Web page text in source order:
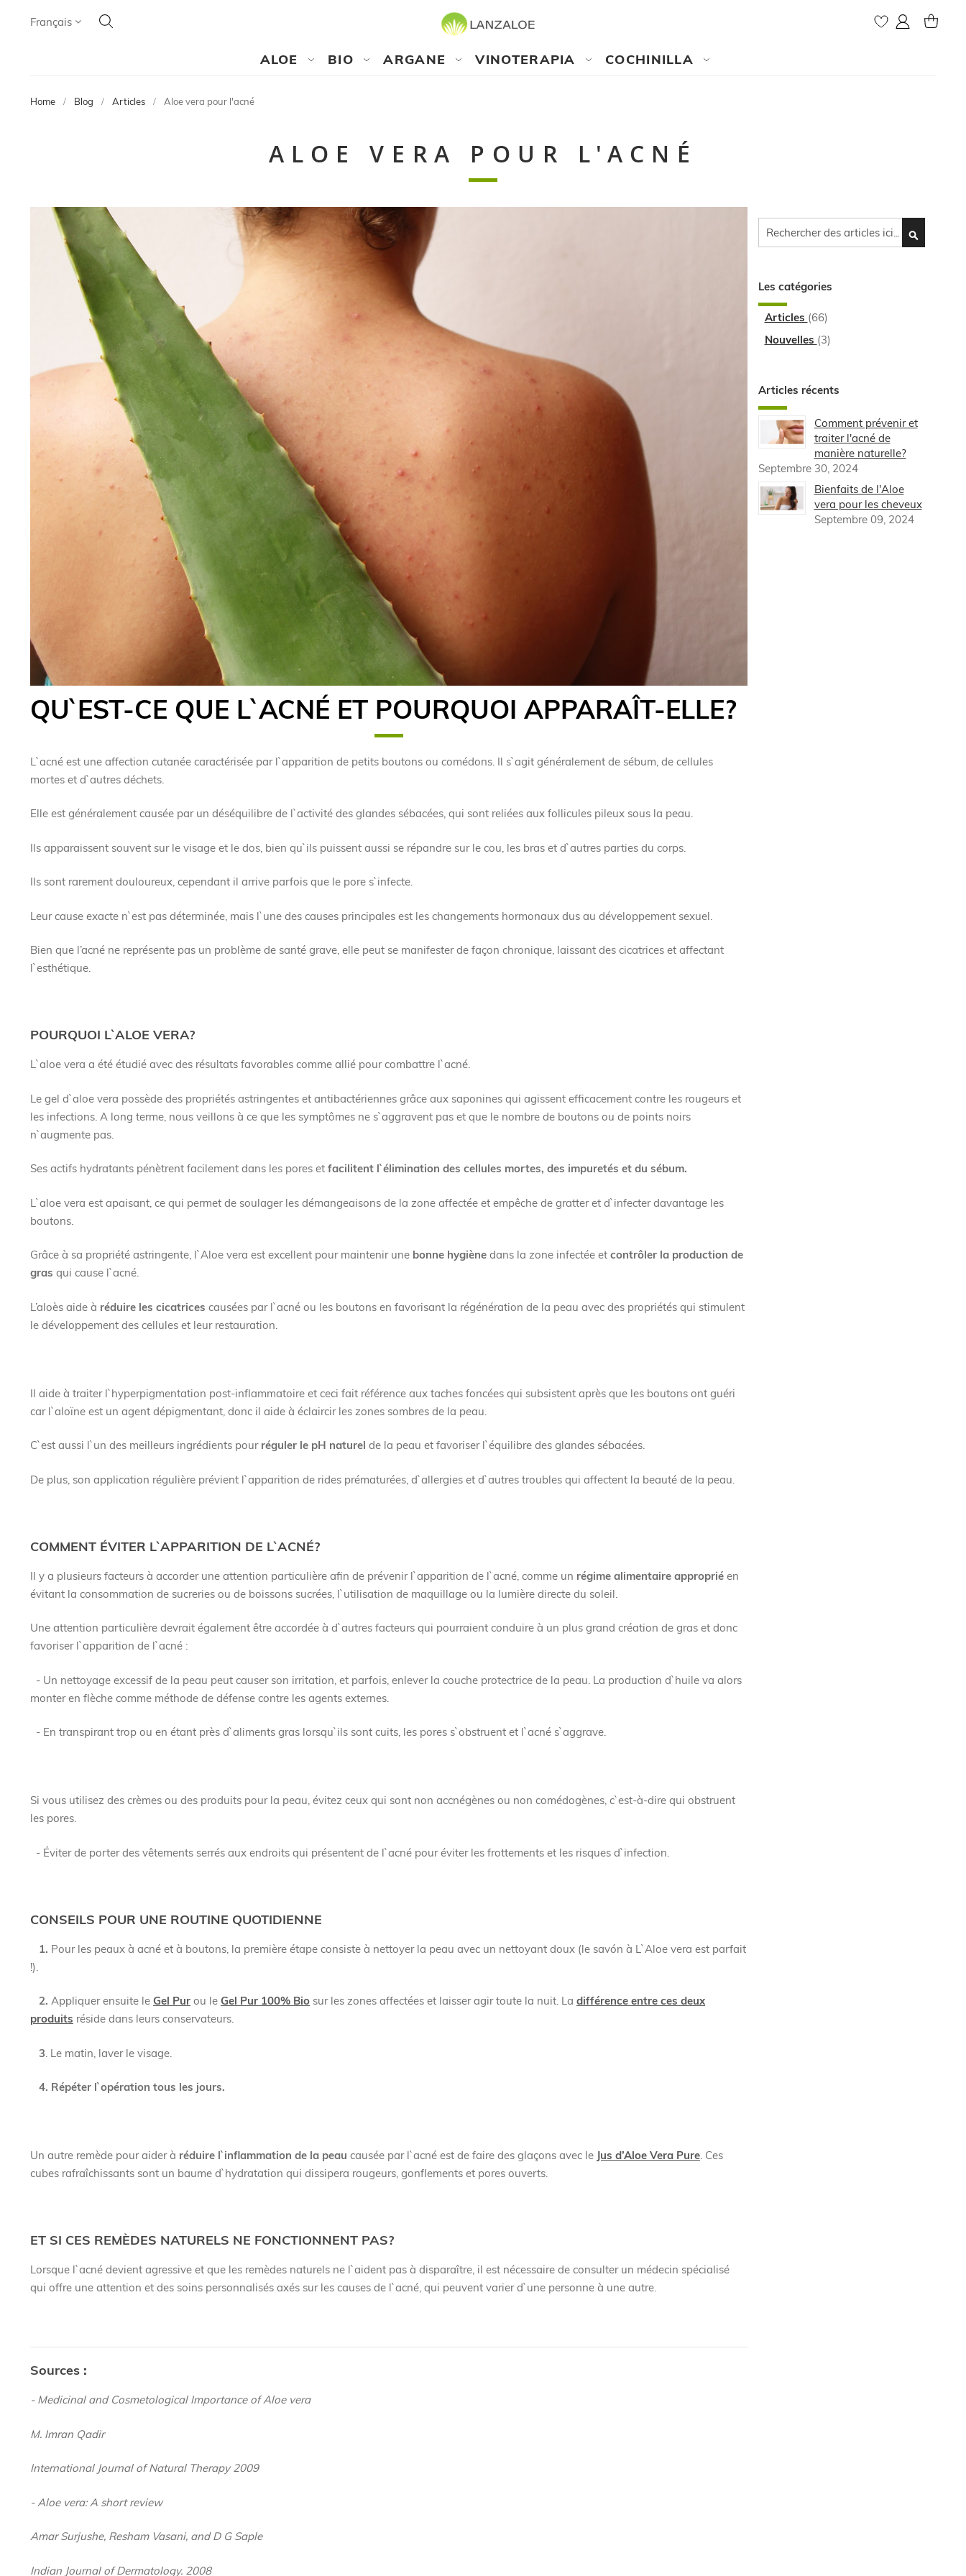
Language
Français Cherchez
CHERCHEZ Mon compte
MY
ALOE BIO ARGANE VINOTERAPIA COCHINILLA
Home Blog Articles Aloe vera pour l'acné
ALOE VERA POUR L'ACNÉ
QU`EST-CE QUE L`ACNÉ ET POURQUOI APPARAÎT-ELLE?
L`acné est une affection cutanée caractérisée par l`apparition de petits boutons ou comédons. Il s`agit généralement de sébum, de cellules
mortes et d`autres déchets.
Elle est généralement causée par un déséquilibre de l`activité des glandes sébacées, qui sont reliées aux follicules pileux sous la peau.
Ils apparaissent souvent sur le visage et le dos, bien qu`ils puissent aussi se répandre sur le cou, les bras et d`autres parties du corps.
Ils sont rarement douloureux, cependant il arrive parfois que le pore s`infecte.
Leur cause exacte n`est pas déterminée, mais l`une des causes principales est les changements hormonaux dus au développement sexuel.
Bien que l’acné ne représente pas un problème de santé grave, elle peut se manifester de façon chronique, laissant des cicatrices et affectant
l`esthétique.
POURQUOI L`ALOE VERA?
L`aloe vera a été étudié avec des résultats favorables comme allié pour combattre l`acné.
Le gel d`aloe vera possède des propriétés astringentes et antibactériennes grâce aux saponines qui agissent efficacement contre les rougeurs et
les infections. A long terme, nous veillons à ce que les symptômes ne s`aggravent pas et que le nombre de boutons ou de points noirs
n`augmente pas.
Ses actifs hydratants pénètrent facilement dans les pores et facilitent l`élimination des cellules mortes, des impuretés et du sébum.
L`aloe vera est apaisant, ce qui permet de soulager les démangeaisons de la zone affectée et empêche de gratter et d`infecter davantage les
boutons.
Grâce à sa propriété astringente, l`Aloe vera est excellent pour maintenir une bonne hygiène dans la zone infectée et contrôler la production de
gras qui cause l`acné.
L’aloès aide à réduire les cicatrices causées par l`acné ou les boutons en favorisant la régénération de la peau avec des propriétés qui stimulent
le développement des cellules et leur restauration.
Il aide à traiter l`hyperpigmentation post-inflammatoire et ceci fait référence aux taches foncées qui subsistent après que les boutons ont guéri
car l`aloïne est un agent dépigmentant, donc il aide à éclaircir les zones sombres de la peau.
C`est aussi l`un des meilleurs ingrédients pour réguler le pH naturel de la peau et favoriser l`équilibre des glandes sébacées.
De plus, son application régulière prévient l`apparition de rides prématurées, d`allergies et d`autres troubles qui affectent la beauté de la peau.
COMMENT ÉVITER L`APPARITION DE L`ACNÉ?
Il y a plusieurs facteurs à accorder une attention particulière afin de prévenir l`apparition de l`acné, comme un régime alimentaire approprié en
évitant la consommation de sucreries ou de boissons sucrées, l`utilisation de maquillage ou la lumière directe du soleil.
Une attention particulière devrait également être accordée à d`autres facteurs qui pourraient conduire à un plus grand création de gras et donc
favoriser l`apparition de l`acné :
- Un nettoyage excessif de la peau peut causer son irritation, et parfois, enlever la couche protectrice de la peau. La production d`huile va alors
monter en flèche comme méthode de défense contre les agents externes.
- En transpirant trop ou en étant près d`aliments gras lorsqu`ils sont cuits, les pores s`obstruent et l`acné s`aggrave.
Si vous utilisez des crèmes ou des produits pour la peau, évitez ceux qui sont non accnégènes ou non comédogènes, c`est-à-dire qui obstruent
les pores.
- Éviter de porter des vêtements serrés aux endroits qui présentent de l`acné pour éviter les frottements et les risques d`infection.
CONSEILS POUR UNE ROUTINE QUOTIDIENNE
1. Pour les peaux à acné et à boutons, la première étape consiste à nettoyer la peau avec un nettoyant doux (le savón à L`Aloe vera est parfait
!).
2. Appliquer ensuite le Gel Pur ou le Gel Pur 100% Bio sur les zones affectées et laisser agir toute la nuit. La différence entre ces deux
produits réside dans leurs conservateurs.
3 . Le matin, laver le visage.
4. Répéter l`opération tous les jours.
Un autre remède pour aider à réduire l`inflammation de la peau causée par l`acné est de faire des glaçons avec le Jus d’Aloe Vera Pure. Ces
cubes rafraîchissants sont un baume d`hydratation qui dissipera rougeurs, gonflements et pores ouverts.
ET SI CES REMÈDES NATURELS NE FONCTIONNENT PAS?
Lorsque l`acné devient agressive et que les remèdes naturels ne l`aident pas à disparaître, il est nécessaire de consulter un médecin spécialisé
qui offre une attention et des soins personnalisés axés sur les causes de l`acné, qui peuvent varier d`une personne à une autre.
Sources :
- Medicinal and Cosmetological Importance of Aloe vera
M. Imran Qadir
International Journal of Natural Therapy 2009
- Aloe vera: A short review
Amar Surjushe, Resham Vasani, and D G Saple
Indian Journal of Dermatology. 2008
Les catégories
Articles (66)
Nouvelles (3)
Articles récents
Comment prévenir et
traiter l'acné de
manière naturelle?
Septembre 30, 2024
Bienfaits de l'Aloe
vera pour les cheveux
Septembre 09, 2024